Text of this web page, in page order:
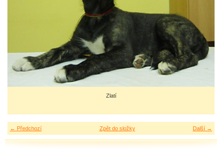
Zlatí
← Předchozí Další →
Zpět do složky